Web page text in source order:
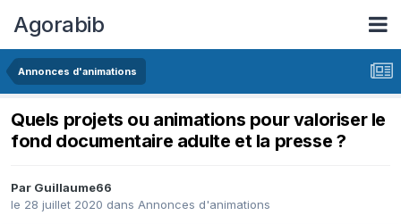
Agorabib
Annonces d'animations
Quels projets ou animations pour valoriser le
fond documentaire adulte et la presse ?
Par Guillaume66
le 28 juillet 2020 dans Annonces d'animations